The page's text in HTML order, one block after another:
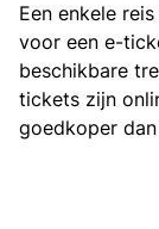
Een enkele
voor een e-
beschikbare
tickets zijn
goedkoper